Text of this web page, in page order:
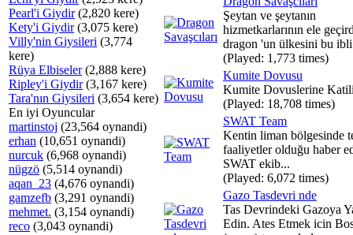
Pearl'i Giydir(2,820 kere)
Kety'i Giydir(3,075 kere)
Villy'nin Giysileri (3,774
kere)
Rüya Elbiseler(2,888 kere)
Ripley'i Giydir(3,167 kere)
Tara'nın Giysileri (3,654 kere)
En iyi Oyuncular
martinstoj (23,564 oynandi)
erhan (10,651 oynandi)
nurcuk (6,968 oynandi)
nügzö (5,514 oynandi)
aqan_23 (4,676 oynandi)
gamzefb (3,291 oynandi)
mehmet. (3,154 oynandi)
reco (3,043 oynandi)
Şeytan ve şeytanın
hizmetkarlarının ele
dragon 'un ülkesini bu
(Played: 1,773 times)
Kumite Dovusu
Kumite Dovuslerine
(Played: 18,708 times)
SWAT Team
Kentin liman bölgesinde
faaliyetler olduğu haber
SWAT ekib...
(Played: 6,072 times)
Gazo Tasdevri nde
Tas Devrindeki Gazoya
Edin. Ates Etmek icin